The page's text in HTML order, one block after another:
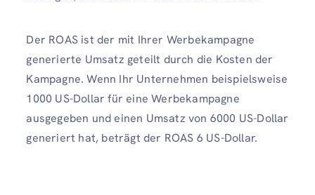
Der ROAS ist der mit Ihrer Werbekampagne
generierte Umsatz geteilt durch die Kosten der
Kampagne. Wenn Ihr Unternehmen beispielsweise
1000 US-Dollar für eine Werbekampagne
ausgegeben und einen Umsatz von 6000 US-Dollar
generiert hat, beträgt der ROAS 6 US-Dollar.